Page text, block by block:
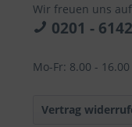
Wir freuen uns
0201 -
Mo-Fr: 8.00 -
Vertrag